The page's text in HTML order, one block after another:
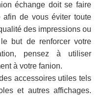
échange doit se faire
de vous éviter toute
des impressions ou
but de renforcer votre
pensez à utiliser
à votre fanion.
accessoires utiles tels
et autres affichages.